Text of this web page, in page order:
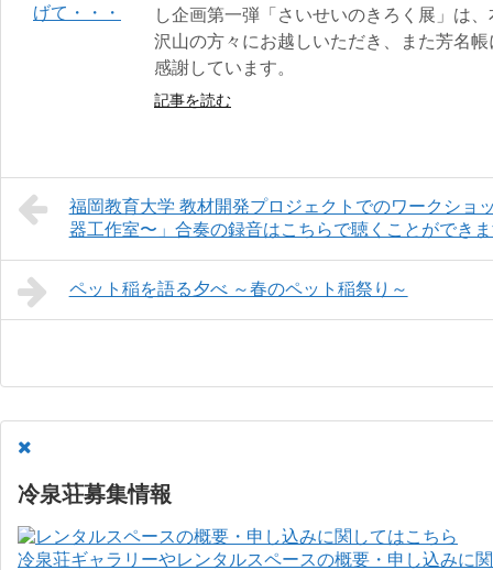
し企画第一弾「さいせいのきろく展」は
沢山の方々にお越しいただき、また芳名
感謝しています。
記事を読む
福岡教育大学 教材開発プロジェクトでのワークショ
器工作室〜」合奏の録音はこちらで聴くことができ
ペット稲を語る夕べ ～春のペット稲祭り～
冷泉荘募集情報
冷泉荘ギャラリーやレンタルスペースの概要・申し込みに